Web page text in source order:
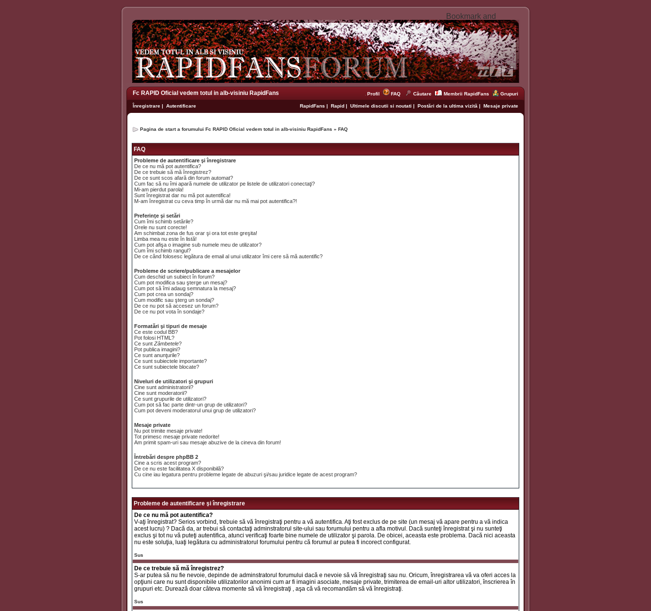
Fc RAPID Oficial vedem totul in alb-visiniu RapidFans Profil FAQ Căutare Membrii RapidFans Grupuri
Înregistrare | Autentificare RapidFans | Rapid | Ultimele discutii si noutati | Postări de la ultima vizită | Mesaje private
Pagina de start a forumului Fc RAPID Oficial vedem totul in alb-visiniu RapidFans » FAQ
FAQ
Probleme de autentificare şi înregistrare
De ce nu mă pot autentifica?
De ce trebuie să mă înregistrez?
De ce sunt scos afară din forum automat?
Cum fac să nu îmi apară numele de utilizator pe listele de utilizatori conectaţi?
Mi-am pierdut parola!
Sunt înregistrat dar nu mă pot autentifica!
M-am înregistrat cu ceva timp în urmă dar nu mă mai pot autentifica?!
Preferinţe şi setări
Cum îmi schimb setările?
Orele nu sunt corecte!
Am schimbat zona de fus orar şi ora tot este greşita!
Limba mea nu este în listă!
Cum pot afişa o imagine sub numele meu de utilizator?
Cum îmi schimb rangul?
De ce când folosesc legătura de email al unui utilizator îmi cere să mă autentific?
Probleme de scriere/publicare a mesajelor
Cum deschid un subiect în forum?
Cum pot modifica sau şterge un mesaj?
Cum pot să îmi adaug semnatura la mesaj?
Cum pot crea un sondaj?
Cum modific sau şterg un sondaj?
De ce nu pot să accesez un forum?
De ce nu pot vota în sondaje?
Formatări şi tipuri de mesaje
Ce este codul BB?
Pot folosi HTML?
Ce sunt Zâmbetele?
Pot publica imagini?
Ce sunt anunţurile?
Ce sunt subiectele importante?
Ce sunt subiectele blocate?
Niveluri de utilizatori şi grupuri
Cine sunt administratorii?
Cine sunt moderatorii?
Ce sunt grupurile de utilizatori?
Cum pot să fac parte dintr-un grup de utilizatori?
Cum pot deveni moderatorul unui grup de utilizatori?
Mesaje private
Nu pot trimite mesaje private!
Tot primesc mesaje private nedorite!
Am primit spam-uri sau mesaje abuzive de la cineva din forum!
Întrebări despre phpBB 2
Cine a scris acest program?
De ce nu este facilitatea X disponibilă?
Cu cine iau legatura pentru probleme legate de abuzuri şi/sau juridice legate de acest program?
Probleme de autentificare şi înregistrare
De ce nu mă pot autentifica?
V-aţi înregistrat? Serios vorbind, trebuie să vă înregistraţi pentru a vă autentifica. Aţi fost exclus de pe site (un mesaj vă apare pentru a vă indica
acest lucru) ? Dacă da, ar trebui să contactaţi adminstratorul site-ului sau forumului pentru a afla motivul. Dacă sunteţi înregistrat şi nu sunteţi
exclus şi tot nu vă puteţi autentifica, atunci verificaţi foarte bine numele de utilizator şi parola. De obicei, aceasta este problema. Dacă nici aceasta
nu este soluţia, luaţi legătura cu administratorul forumului pentru că forumul ar putea fi incorect configurat.
Sus
De ce trebuie să mă înregistrez?
S-ar putea să nu fie nevoie, depinde de adminstratorul forumului dacă e nevoie să vă înregistraţi sau nu. Oricum, înregistrarea vă va oferi acces la
opţiuni care nu sunt disponibile utilizatorilor anonimi cum ar fi imagini asociate, mesaje private, trimiterea de email-uri altor utilizatori, înscrierea în
grupuri etc. Durează doar câteva momente să vă înregistraţi , aşa că vă recomandăm să vă înregistraţi.
Sus